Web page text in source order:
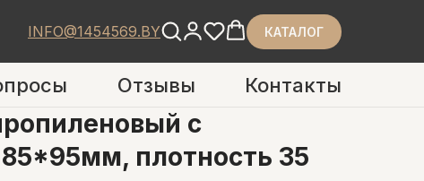
INFO@1454569.BY КАТАЛОГ
Отзывы Контакты
с
плотность 35